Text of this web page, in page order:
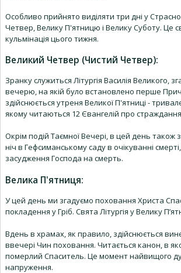
Особливо прийнято виділяти три дні у
Четвер, Велику П'ятницю і Велику Суботу. Це
кульмінація цього тижня.
Великий Четвер (Чистий Четвер):
Зранку служиться Літургія Василія Великого,
вечерю, на якій було встановлено перше
здійснюється утреня Великої П'ятниці -
якому читаються 12 Євангелій про
Окрім подій Таємної Вечері, в цей день також
ніч в Гефсиманському саду в очікуванні
засудження Господа на смерть.
Велика П'ятниця:
У цей день ми згадуємо поховання Христа
покладення у Гріб. Свята Літургія у Велику
Вдень в храмах, як правило, здійснюється
ввечері Чин поховання. Читається канон, в
померлий Спаситель. Це момент найвищого
напруження.